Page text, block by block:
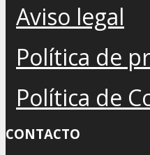
Aviso legal
Política de
Política de
CONTACTO